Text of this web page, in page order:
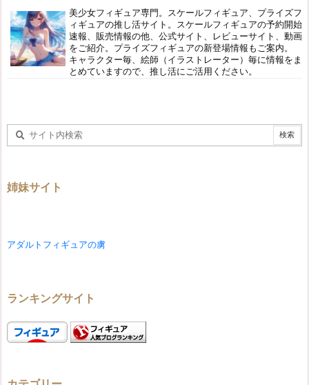
美少女フィギュア専門。スケールフィギュア、プライズフ
ィギュアの推し活サイト。スケールフィギュアの予約開始
速報、販売情報の他、公式サイト、レビューサイト、動画
をご紹介。プライズフィギュアの新登場情報もご案内。
キャラクター毎、絵師（イラストレーター）毎に情報をま
とめていますので、推し活にご活用ください。
姉妹サイト
アダルトフィギュアの虜
ランキングサイト